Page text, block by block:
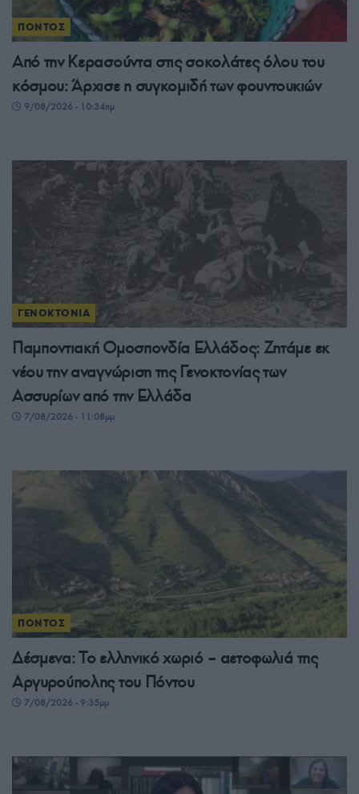
ΠΟΝΤΟΣ
Από την Κερασούντα στις σοκολάτες όλου του
κόσμου: Άρχισε η συγκομιδή των φουντουκιών
9/08/2026 - 10:34πμ
ΓΕΝΟΚΤΟΝΙΑ
Παμποντιακή Ομοσπονδία Ελλάδος: Ζητάμε εκ
νέου την αναγνώριση της Γενοκτονίας των
Ασσυρίων από την Ελλάδα
7/08/2026 - 11:08μμ
ΠΟΝΤΟΣ
Δέσμενα: Το ελληνικό χωριό – αετοφωλιά της
Αργυρούπολης του Πόντου
7/08/2026 - 9:35μμ